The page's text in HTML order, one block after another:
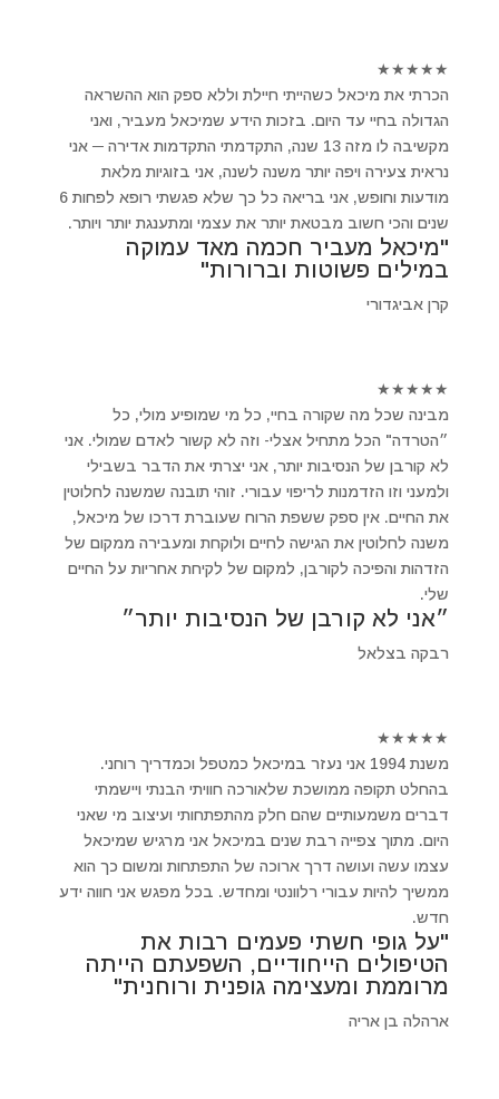
★
★
★
★
★
הכרתי את מיכאל כשהייתי חיילת וללא ספק הוא ההשראה
הגדולה בחיי עד היום. בזכות הידע שמיכאל מעביר, ואני
מקשיבה לו מזה 13 שנה, התקדמתי התקדמות אדירה ─ אני
נראית צעירה ויפה יותר משנה לשנה, אני בזוגיות מלאת
מודעות וחופש, אני בריאה כל כך שלא פגשתי רופא לפחות 6
שנים והכי חשוב מבטאת יותר את עצמי ומתענגת יותר ויותר.
"מיכאל מעביר חכמה מאד עמוקה
במילים פשוטות וברורות"
קרן אביגדורי
★
★
★
★
★
מבינה שכל מה שקורה בחיי, כל מי שמופיע מולי, כל
״הטרדה" הכל מתחיל אצלי- וזה לא קשור לאדם שמולי. אני
לא קורבן של הנסיבות יותר, אני יצרתי את הדבר בשבילי
ולמעני וזו הזדמנות לריפוי עבורי. זוהי תובנה שמשנה לחלוטין
את החיים. אין ספק ששפת הרוח שעוברת דרכו של מיכאל,
משנה לחלוטין את הגישה לחיים ולוקחת ומעבירה ממקום של
הזדהות והפיכה לקורבן, למקום של לקיחת אחריות על החיים
שלי.
״אני לא קורבן של הנסיבות יותר״
רבקה בצלאל
★
★
★
★
★
משנת 1994 אני נעזר במיכאל כמטפל וכמדריך רוחני.
בהחלט תקופה ממושכת שלאורכה חוויתי הבנתי ויישמתי
דברים משמעותיים שהם חלק מהתפתחותי ועיצוב מי שאני
היום. מתוך צפייה רבת שנים במיכאל אני מרגיש שמיכאל
עצמו עשה ועושה דרך ארוכה של התפתחות ומשום כך הוא
ממשיך להיות עבורי רלוונטי ומחדש. בכל מפגש אני חווה ידע
חדש.
"על גופי חשתי פעמים רבות את
הטיפולים הייחודיים, השפעתם הייתה
מרוממת ומעצימה גופנית ורוחנית"
ארהלה בן אריה